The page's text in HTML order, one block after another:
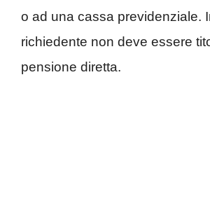
o ad una cassa previdenziale.
richiedente non deve essere
pensione diretta.